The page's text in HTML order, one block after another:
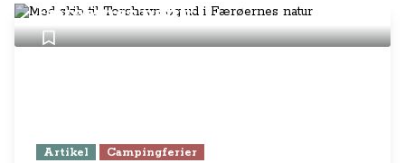
Færøernes natur
Artikel Campingferier